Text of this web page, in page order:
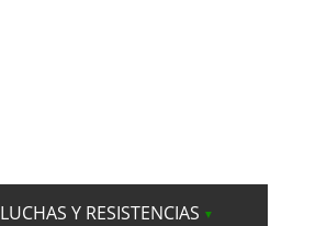
LUCHAS Y RESISTENCIAS